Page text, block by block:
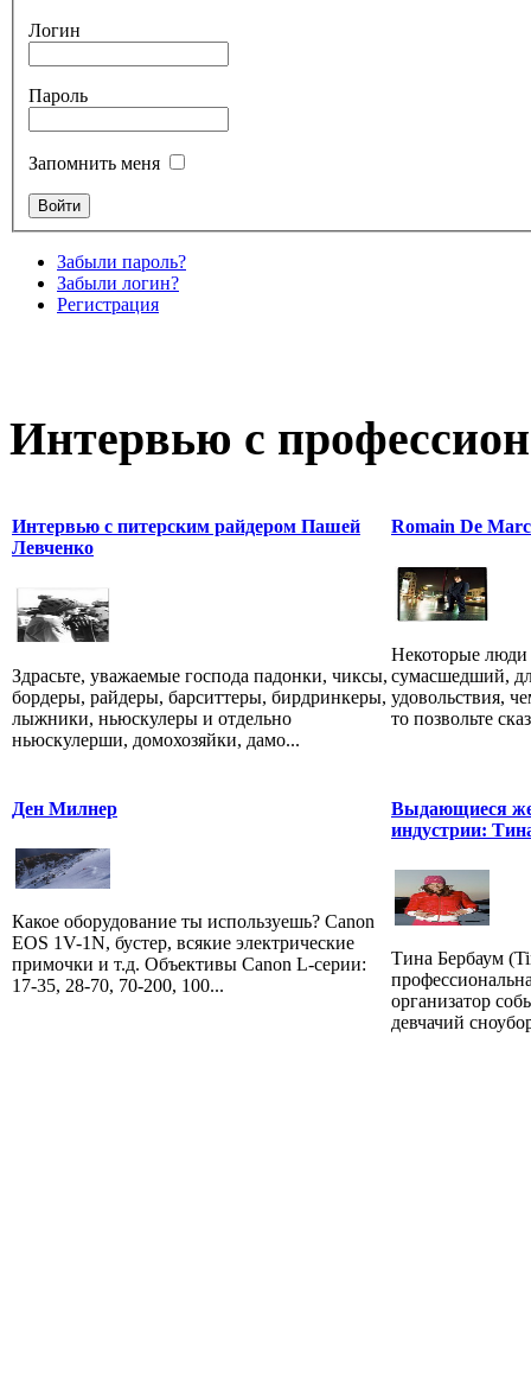
Логин
Пароль
Запомнить меня
Забыли пароль?
Забыли логин?
Регистрация
Интервью с
Интервью с питерским райдером Пашей
Левченко
Здрасьте, уважаемые господа падонки, чиксы,
бордеры, райдеры, барситтеры, бирдринкеры,
лыжники, ньюскулеры и отдельно
ньюскулерши, домохозяйки, дамо...
Romain De
Некоторые люди
сумасшедший,
удовольствия,
то позвольте
Ден Милнер
Какое оборудование ты используешь? Canon
EOS 1V-1N, бустер, всякие электрические
примочки и т.д. Объективы Canon L-серии:
17-35, 28-70, 70-200, 100...
Выдающиеся
индустрии:
Тина Бербаум
организатор
девчачий